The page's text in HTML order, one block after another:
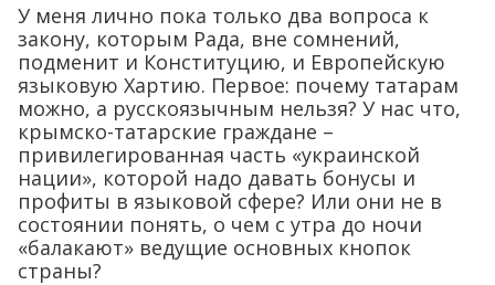
У меня лично пока только два вопроса к
закону, которым Рада, вне сомнений,
подменит и Конституцию, и Европейскую
языковую Хартию. Первое: почему татарам
можно, а русскоязычным нельзя? У нас что,
крымско-татарские граждане –
привилегированная часть «украинской
нации», которой надо давать бонусы и
профиты в языковой сфере? Или они не в
состоянии понять, о чем с утра до ночи
«балакают» ведущие основных кнопок
страны?